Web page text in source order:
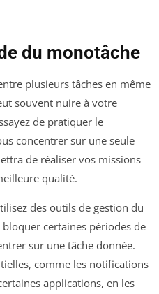
du monotâche
plusieurs tâches en même
souvent nuire à votre
de pratiquer le
concentrer sur une seule
de réaliser vos missions
qualité.
des outils de gestion du
certaines périodes de
sur une tâche donnée.
comme les notifications
applications, en les